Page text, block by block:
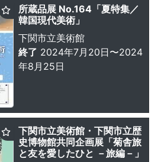
所蔵品展 No.164「夏特集／
韓国現代美術」
下関市立美術館
終了 2024年7月20日〜2024
年8月25日
下関市立美術館・下関市立歴
史博物館共同企画展「菊舎旅
と友を愛したひと －旅編－」